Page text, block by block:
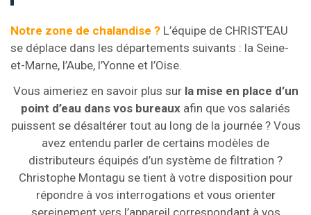
Notre zone de chalandise ? L’équipe de CHRIST’EAU
se déplace dans les départements suivants : la Seine-
et-Marne, l’Aube, l’Yonne et l’Oise.
Vous aimeriez en savoir plus sur la mise en place d’un
point d’eau dans vos bureaux afin que vos salariés
puissent se désaltérer tout au long de la journée ? Vous
avez entendu parler de certains modèles de
distributeurs équipés d’un système de filtration ?
Christophe Montagu se tient à votre disposition pour
répondre à vos interrogations et vous orienter